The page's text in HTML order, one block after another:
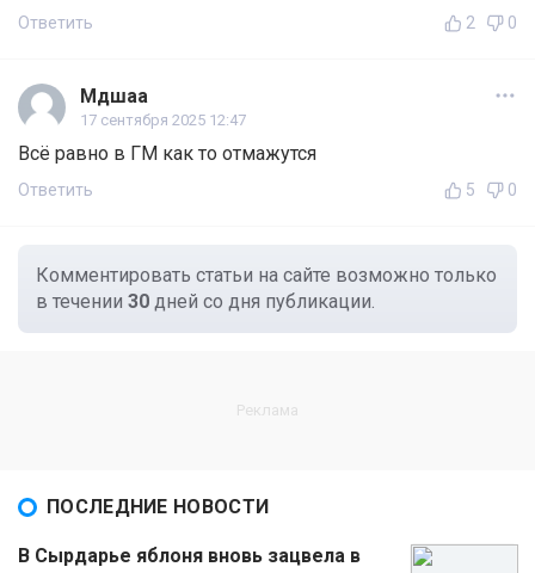
Ответить 2 0
Мдшаа
17 сентября 2025 12:47
Всё равно в ГМ как то отмажутся
Ответить 5 0
Комментировать статьи на сайте возможно только
в течении 30 дней со дня публикации.
ПОСЛЕДНИЕ НОВОСТИ
В Сырдарье яблоня вновь зацвела в